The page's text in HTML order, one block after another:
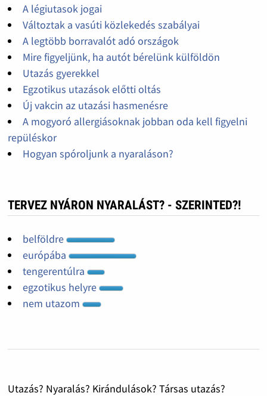
A légiutasok jogai
Változtak a vasúti közlekedés szabályai
A legtöbb borravalót adó országok
Mire figyeljünk, ha autót bérelünk külföldön
Utazás gyerekkel
Egzotikus utazások előtti oltás
Új vakcin az utazási hasmenésre
A mogyoró allergiásoknak jobban oda kell figyelni
repüléskor
Hogyan spóroljunk a nyaraláson?
TERVEZ NYÁRON NYARALÁST? - SZERINTED?!
belföldre
európába
tengerentúlra
egzotikus helyre
nem utazom
Utazás? Nyaralás? Kirándulások? Társas utazás?